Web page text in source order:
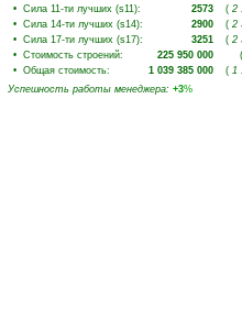
• Сила 11-ти лучших (s11): 2573 ( 2
• Сила 14-ти лучших (s14): 2900 ( 2
• Сила 17-ти лучших (s17): 3251 ( 2
• Стоимость строений: 225 950 000 (
• Общая стоимость: 1 039 385 000 ( 1
Успешность работы менеджера: +3%